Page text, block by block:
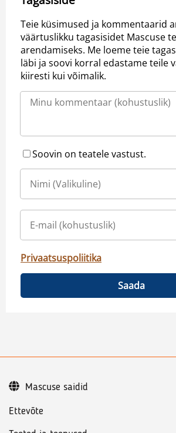
Teie küsimused ja kommentaarid
väärtuslikku tagasisidet Mascuse
arendamiseks. Me loeme teie
läbi ja soovi korral edastame teile
kiiresti kui võimalik.
Soovin on teatele vastust.
Privaatsuspoliitika
Saada
Ettevõte
Mascuse saidid